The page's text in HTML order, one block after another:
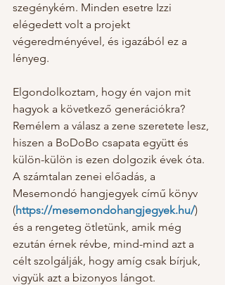
szegénykém. Minden esetre Izzi
elégedett volt a projekt
végeredményével, és igazából ez a
lényeg.
Elgondolkoztam, hogy én vajon mit
hagyok a következő generációkra?
Remélem a válasz a zene szeretete lesz,
hiszen a BoDoBo csapata együtt és
külön-külön is ezen dolgozik évek óta.
A számtalan zenei előadás, a
Mesemondó hangjegyek című könyv
(https://mesemondohangjegyek.hu/)
és a rengeteg ötletünk, amik még
ezután érnek révbe, mind-mind azt a
célt szolgálják, hogy amíg csak bírjuk,
vigyük azt a bizonyos lángot.